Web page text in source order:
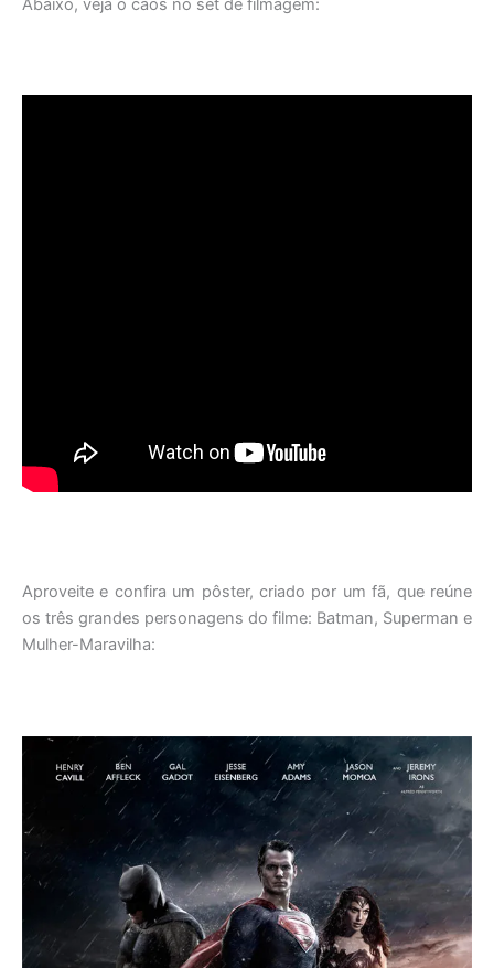
Aproveite e confira um pôster, criado por um fã, que reúne
os três grandes personagens do filme: Batman, Superman e
Mulher-Maravilha: